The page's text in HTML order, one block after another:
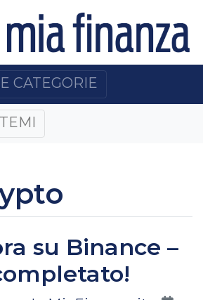
CATEGORIE
su Binance –